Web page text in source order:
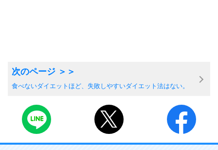
食べないダイエットほど、失敗しやすいダイエット法はない。